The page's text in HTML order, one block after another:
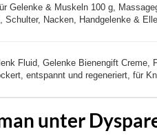
Gelenke & Muskeln 100 g,
Schulter, Nacken, Handgelenke &
Fluid, Gelenke Bienengift Creme,
entspannt und regeneriert, für
unter